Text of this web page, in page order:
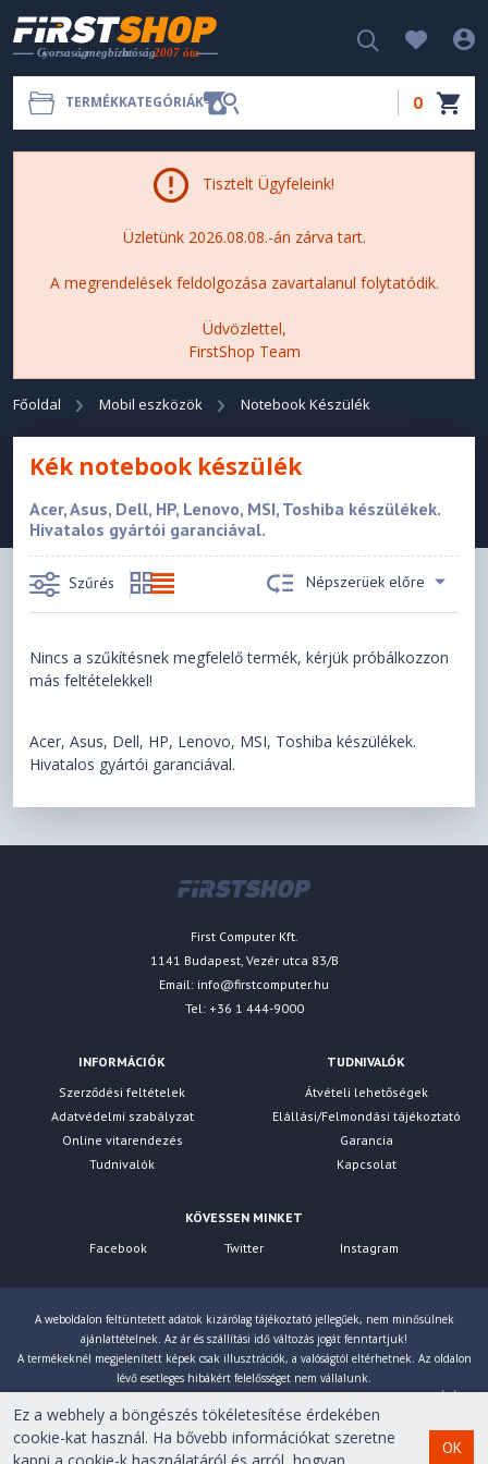
TERMÉKKATEGÓRIÁK 0
Tisztelt Ügyfeleink!
Üzletünk 2026.08.08.-án zárva tart.
A megrendelések feldolgozása zavartalanul folytatódik.
Üdvözlettel,
FirstShop Team
Főoldal Mobil eszközök Notebook Készülék
Kék notebook készülék
Acer, Asus, Dell, HP, Lenovo, MSI, Toshiba készülékek.
Hivatalos gyártói garanciával.
Szűrés Népszerüek előre
Nincs a szűkítésnek megfelelő termék, kérjük próbálkozzon
más feltételekkel!
Acer, Asus, Dell, HP, Lenovo, MSI, Toshiba készülékek.
Hivatalos gyártói garanciával.
First Computer Kft.
1141 Budapest, Vezér utca 83/B
Email: info@firstcomputer.hu
Tel: +36 1 444-9000
INFORMÁCIÓK
Szerződési feltételek
Adatvédelmi szabályzat
Online vitarendezés
Tudnivalók
TUDNIVALÓK
Átvételi lehetőségek
Elállási/Felmondási tájékoztató
Garancia
Kapcsolat
KÖVESSEN MINKET
Facebook
Twitter Instagram
A weboldalon feltüntetett adatok kizárólag tájékoztató jellegűek, nem minősülnek
ajánlattételnek. Az ár és szállítási idő változás jogát fenntartjuk!
A termékeknél megjelenített képek csak illusztrációk, a valóságtól eltérhetnek. Az oldalon
lévő esetleges hibákért felelősséget nem vállalunk.
számoljuk!
Ez a webhely a böngészés tökéletesítése érdekében
cookie-kat használ. Ha bővebb információkat szeretne
OK